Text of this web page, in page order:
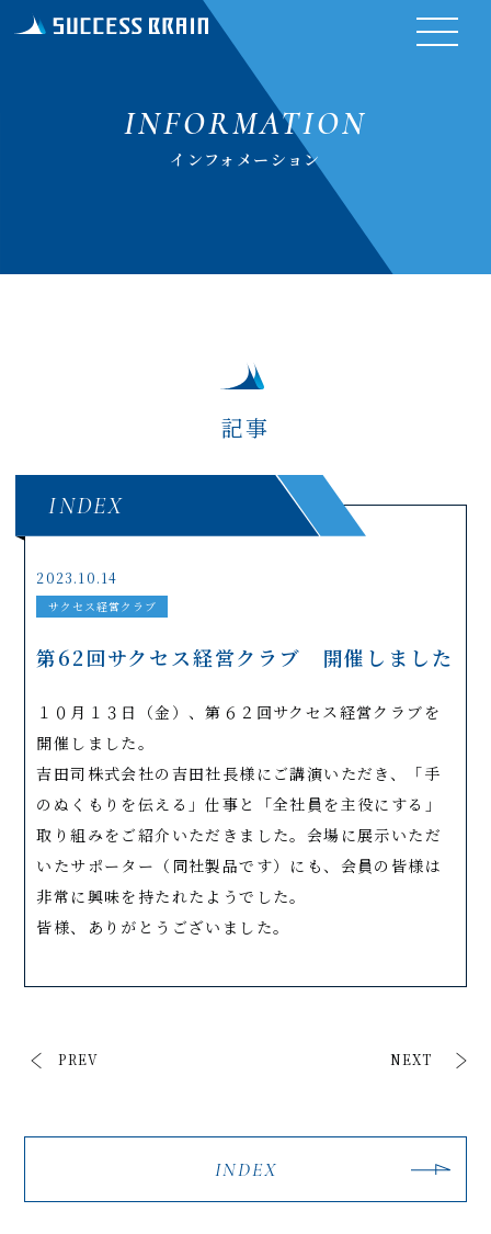
INFORMATION
インフォメーション
記事
INDEX
2023.10.14
サクセス経営クラブ
第62回サクセス経営クラブ 開催しました
１０月１３日（金）、第６２回サクセス経営クラブを
開催しました。
吉田司株式会社の吉田社長様にご講演いただき、「手
のぬくもりを伝える」仕事と「全社員を主役にする」
取り組みをご紹介いただきました。会場に展示いただ
いたサポーター（同社製品です）にも、会員の皆様は
非常に興味を持たれたようでした。
皆様、ありがとうございました。
PREV NEXT
INDEX